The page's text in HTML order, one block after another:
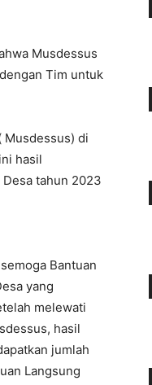
Musdessus
Tim untuk
Musdessus) di
hasil
tahun 2023
Bantuan
yang
melewati
hasil
jumlah
Langsung